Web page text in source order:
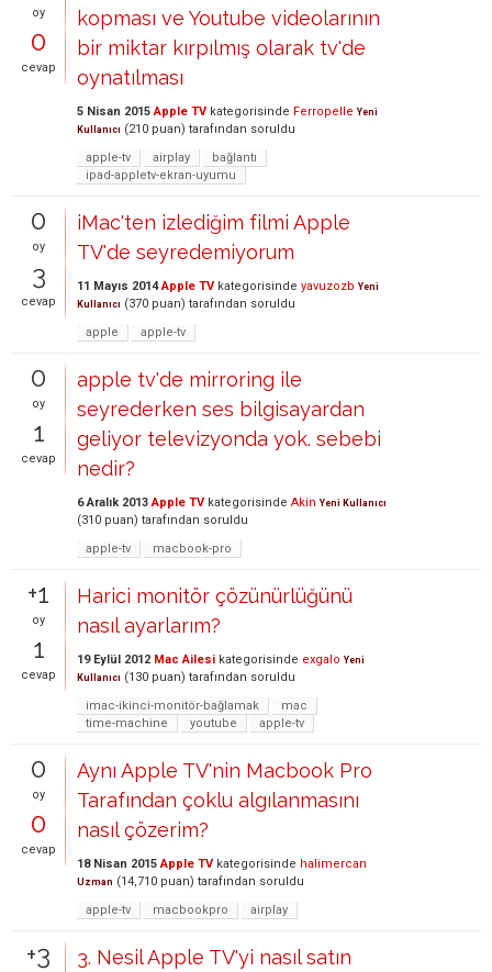
oy
0
cevap
kopması ve Youtube videolarının
bir miktar kırpılmış olarak tv'de
oynatılması
5 Nisan 2015 Apple TV kategorisinde Ferropelle Yeni
Kullanıcı (210 puan) tarafından soruldu
apple-tv
airplay
bağlantı
ipad-appletv-ekran-uyumu
0
oy
3
cevap
iMac'ten izlediğim filmi Apple
TV'de seyredemiyorum
11 Mayıs 2014 Apple TV kategorisinde yavuzozb Yeni
Kullanıcı (370 puan) tarafından soruldu
apple
apple-tv
0
oy
1
cevap
apple tv'de mirroring ile
seyrederken ses bilgisayardan
geliyor televizyonda yok. sebebi
nedir?
6 Aralık 2013 Apple TV kategorisinde Akin Yeni Kullanıcı
(310 puan) tarafından soruldu
apple-tv
macbook-pro
+1
oy
1
cevap
Harici monitör çözünürlüğünü
nasıl ayarlarım?
19 Eylül 2012 Mac Ailesi kategorisinde exgalo Yeni
Kullanıcı (130 puan) tarafından soruldu
imac-ikinci-monitör-bağlamak
mac
time-machine
youtube apple-tv
0
oy
0
cevap
Aynı Apple TV'nin Macbook Pro
Tarafından çoklu algılanmasını
nasıl çözerim?
18 Nisan 2015 Apple TV kategorisinde halimercan
Uzman (14,710 puan) tarafından soruldu
apple-tv
macbookpro airplay
+3
3. Nesil Apple TV'yi nasıl satın